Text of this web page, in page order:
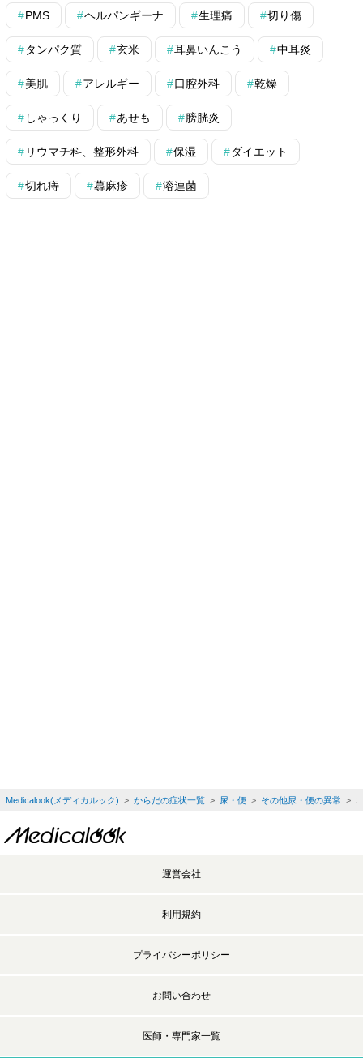
PMS ヘルパンギーナ 生理痛 切り傷
タンパク質 玄米 耳鼻いんこう 中耳炎
美肌 アレルギー 口腔外科 乾燥
しゃっくり あせも 膀胱炎
リウマチ科、整形外科 保湿 ダイエット
切れ痔 蕁麻疹 溶連菌
Medicalook(メディカルック) > からだの症状一覧> 尿・便> その他尿・便の異常 >
運営会社
利用規約
プライバシーポリシー
お問い合わせ
医師・専門家一覧